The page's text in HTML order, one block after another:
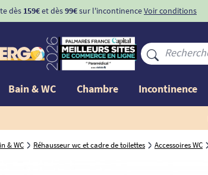
dès 159€et dès99€sur l'incontinenceVoir conditions
Bain & WC Chambre Incontinence
& WC Réhausseur wc et cadre de toilettes Accessoires WC